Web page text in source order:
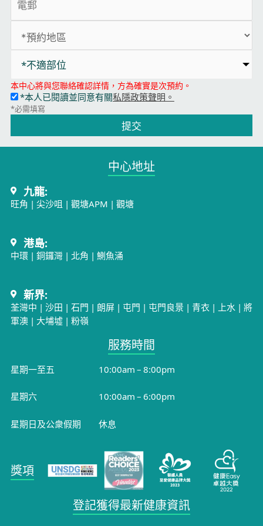
*不適部位
本中心將與您聯絡確認詳情，方為確實是次預約。
*本人已閱讀並同意有關私隱政策聲明。
*必需填寫
提交
中心地址​
九龍:
旺角 | 尖沙咀 | 觀塘APM | 觀塘
港島:
中環| 銅鑼灣 | 北角 | 鰂魚涌
新界:
荃灣中 | 沙田 | 石門 | 朗屏| 屯門 | 屯門良景 | 青衣 | 上水 | 將
軍澳| 大埔墟| 粉嶺
服務時間​
星期一至五 10:00am – 8:00pm
星期六 10:00am – 6:00pm
星期日及公衆假期 休息
登記獲得最新健康資訊
獎項